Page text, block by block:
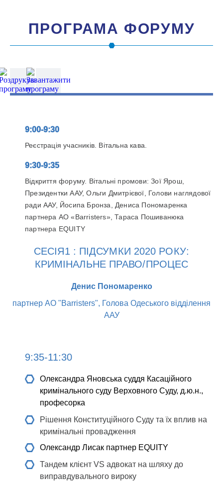
ПРОГРАМА ФОРУМУ
9:00-9:30
Реєстрація учасників. Вітальна кава.
9:30-9:35
Відкриття форуму. Вітальні промови: Зої Ярош,
Президентки ААУ, Ольги Дмитрієвої, Голови наглядової
ради ААУ, Йосипа Бронза, Дениса Пономаренка
партнера АО «Barristers», Тараса Пошиванюка
партнера EQUITY
СЕСІЯ1 : ПІДСУМКИ 2020 РОКУ:
КРИМІНАЛЬНЕ ПРАВО/ПРОЦЕС
Денис Пономаренко
партнер АО "Barristers", Голова Одеського відділення
ААУ
9:35-11:30
Олександра Яновська суддя Касаційного
кримінального суду Верховного Суду, д.ю.н.,
професорка
Рішення Конституційного Суду та їх вплив на
кримінальні провадження
Олександр Лисак партнер EQUITY
Тандем клієнт VS адвокат на шляху до
виправдувального вироку